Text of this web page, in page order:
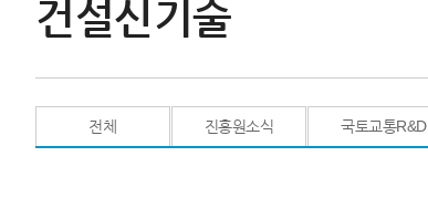
건설신기술
전체 진흥원소식 국토교통R&D